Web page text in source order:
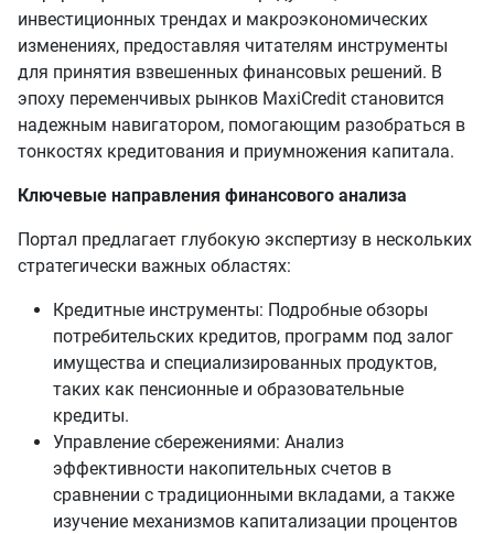
инвестиционных трендах и макроэкономических
изменениях, предоставляя читателям инструменты
для принятия взвешенных финансовых решений. В
эпоху переменчивых рынков MaxiCredit становится
надежным навигатором, помогающим разобраться в
тонкостях кредитования и приумножения капитала.
Ключевые направления финансового анализа
Портал предлагает глубокую экспертизу в нескольких
стратегически важных областях:
Кредитные инструменты: Подробные обзоры
потребительских кредитов, программ под залог
имущества и специализированных продуктов,
таких как пенсионные и образовательные
кредиты.
Управление сбережениями: Анализ
эффективности накопительных счетов в
сравнении с традиционными вкладами, а также
изучение механизмов капитализации процентов